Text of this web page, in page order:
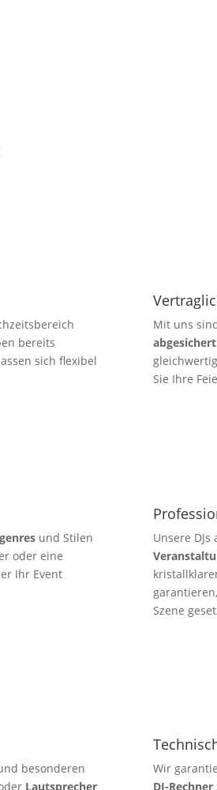
bereits
sich flexibel
Mit uns
abgesichert
Sie Ihre
und Stilen
oder eine
Ihr Event
Unsere
Szene
besonderen
Lautsprecher
Wir
DJ-Rechner